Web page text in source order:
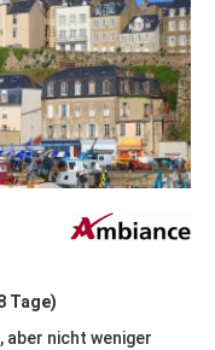
Tage)
aber nicht weniger